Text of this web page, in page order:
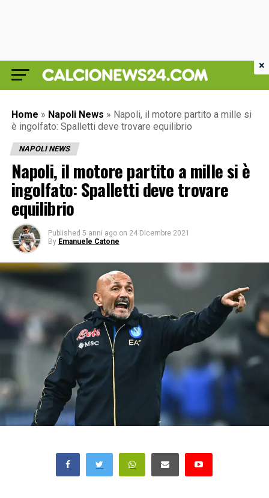
Home » Napoli News » Napoli, il motore partito a mille si
è ingolfato: Spalletti deve trovare equilibrio
NAPOLI NEWS
Napoli, il motore partito a mille si è
ingolfato: Spalletti deve trovare
equilibrio
Published 5 anni ago on 24 Dicembre 2021
By Emanuele Catone
×